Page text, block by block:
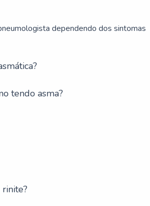
dependendo dos sintomas
tendo asma?